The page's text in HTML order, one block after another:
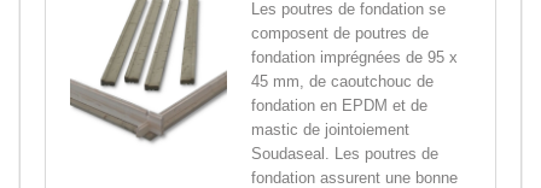
Les poutres de fondation se
composent de poutres de
fondation imprégnées de 95 x
45 mm, de caoutchouc de
fondation en EPDM et de
mastic de jointoiement
Soudaseal. Les poutres de
fondation assurent une bonne